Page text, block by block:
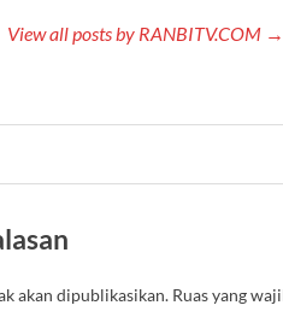
View all posts by RANBITV.COM →
akan dipublikasikan. Ruas yang